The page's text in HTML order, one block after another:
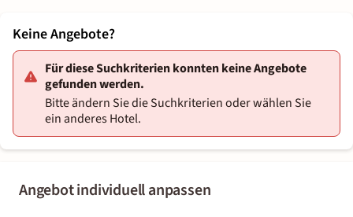
Angebot individuell anpassen
Keine Angebote?
Für diese Suchkriterien konnten keine Angebote
gefunden werden.
Bitte ändern Sie die Suchkriterien oder wählen Sie
ein anderes Hotel.